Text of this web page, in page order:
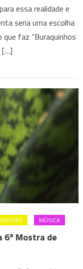
essa realidade e
seria uma escolha
faz “Buraquinhos
[…]
MÚSICA
6ª Mostra de